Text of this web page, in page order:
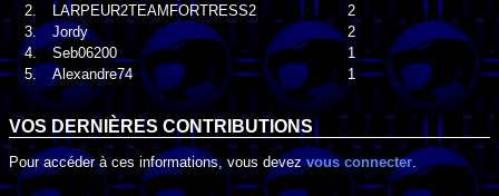
2.
LARPEUR2TEAMFORTRESS2
2
3.
Jordy
2
4.
Seb06200
1
5.
Alexandre74 1
VOS DERNIÈRES CONTRIBUTIONS
Pour accéder à ces informations, vous devez vous connecter